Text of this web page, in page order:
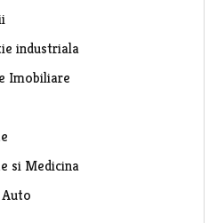
industriala
Imobiliare
si Medicina